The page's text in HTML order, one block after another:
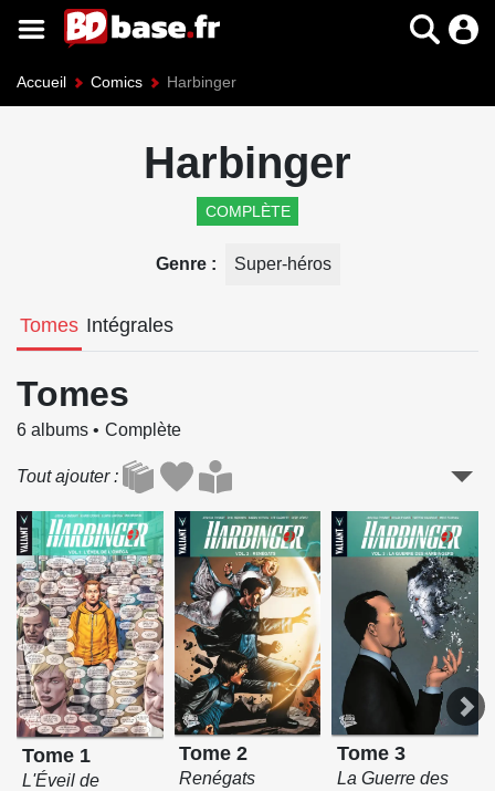
Accueil Comics Harbinger
Harbinger
COMPLÈTE
Genre Super-héros
Tomes Intégrales
Tomes
6 albums Complète
Tout ajouter
Tome 1
L'Éveil de
Tome 2
Renégats
Tome 3
La Guerre des